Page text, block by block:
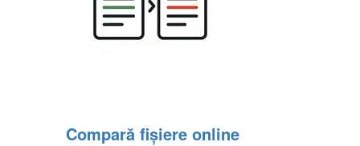
Compară fișiere online